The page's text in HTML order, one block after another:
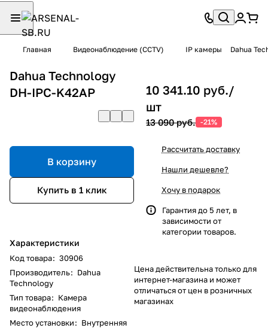
Главная Видеонаблюдение (CCTV) IP камеры Dahua
Dahua Technology
DH-IPC-K42AP
В корзину
Купить в 1 клик
Характеристики
Код товара: 30906
Производитель: Dahua
Technology
Тип товара: Камера
видеонаблюдения
Место установки: Внутренняя
10 341.10 руб./
шт
13 090 руб. -21%
Рассчитать доставку
Нашли дешевле?
Хочу в подарок
Гарантия до 5 лет, в
зависимости от
категории товаров.
Цена действительна только для
интернет-магазина и может
отличаться от цен в розничных
магазинах